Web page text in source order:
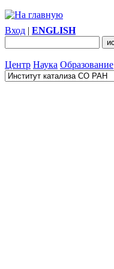
Вход | ENGLISH
Центр Наука Образование